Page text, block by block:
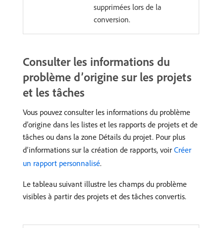
supprimées lors de la
conversion.
Consulter les informations du
problème d’origine sur les projets
et les tâches
Vous pouvez consulter les informations du problème
d’origine dans les listes et les rapports de projets et de
tâches ou dans la zone Détails du projet. Pour plus
d’informations sur la création de rapports, voir Créer
un rapport personnalisé.
Le tableau suivant illustre les champs du problème
visibles à partir des projets et des tâches convertis.